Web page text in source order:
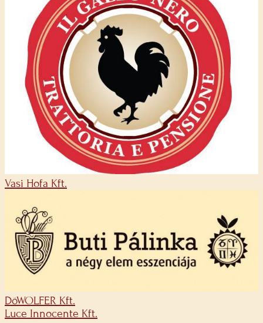
Vasi Hofa Kft.
DöWOLFER Kft.
Luce Innocente Kft.